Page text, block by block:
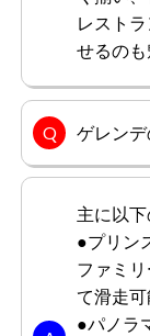
レスト
せるのも
ゲレンデ
主に以
●プリン
ファミ
て滑走
●パノラ